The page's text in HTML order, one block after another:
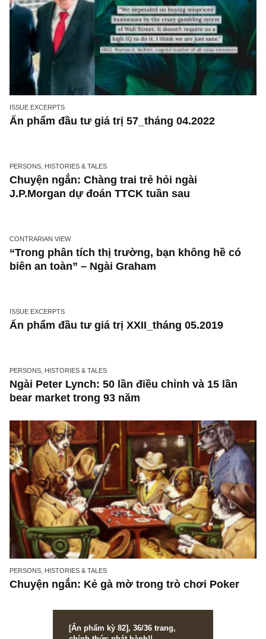
Ấn phẩm đầu tư giá trị 57_tháng 04.2022
J.P.Morgan dự đoán TTCK tuần sau
“Trong phân tích thị trường, bạn không hề
biên an toàn” – Ngài Graham
ISSUE EXCERPTS
Ấn phẩm đầu tư giá trị XXII_tháng 05.2019
PERSONS, HISTORIES & TALES
Ngài Peter Lynch: 50 lần điều chỉnh và 15 lần
bear market trong 93 năm